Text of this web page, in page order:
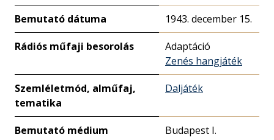
Bemutató dátuma 1943. december 15.
Rádiós műfaji besorolás
Adaptáció
Zenés hangjáték
Szemléletmód, alműfaj,
tematika
Daljáték
Bemutató médium Budapest I.